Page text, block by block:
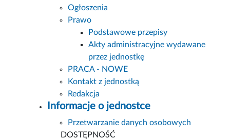
Ogłoszenia
Prawo
Podstawowe przepisy
Akty administracyjne wydawane
przez jednostkę
PRACA - NOWE
Kontakt z jednostką
Redakcja
Informacje o jednostce
Przetwarzanie danych osobowych
DOSTĘPNOŚĆ